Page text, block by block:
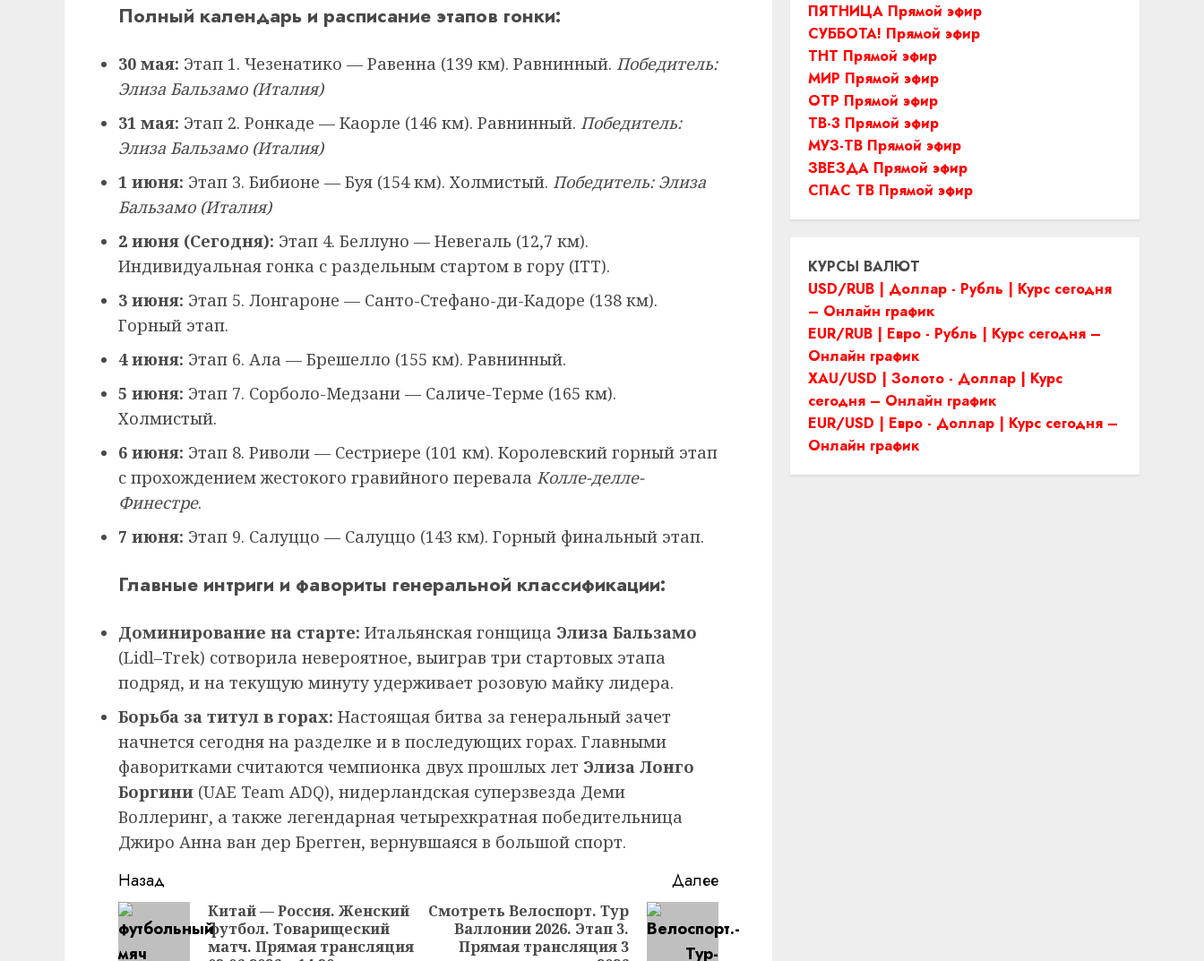
Полный календарь и расписание этапов гонки:
30 мая: Этап 1. Чезенатико — Равенна (139 км). Равнинный. Победитель:
Элиза Бальзамо (Италия)
31 мая: Этап 2. Ронкаде — Каорле (146 км). Равнинный. Победитель:
Элиза Бальзамо (Италия)
1 июня: Этап 3. Бибионе — Буя (154 км). Холмистый. Победитель: Элиза
Бальзамо (Италия)
2 июня (Сегодня): Этап 4. Беллуно — Невегаль (12,7 км).
Индивидуальная гонка с раздельным стартом в гору (ITT).
3 июня: Этап 5. Лонгароне — Санто-Стефано-ди-Кадоре (138 км).
Горный этап.
4 июня: Этап 6. Ала — Брешелло (155 км). Равнинный.
5 июня: Этап 7. Сорболо-Медзани — Саличе-Терме (165 км).
Холмистый.
6 июня: Этап 8. Риволи — Сестриере (101 км). Королевский горный этап
с прохождением жестокого гравийного перевала Колле-делле-
Финестре.
7 июня: Этап 9. Салуццо — Салуццо (143 км). Горный финальный этап.
Главные интриги и фавориты генеральной классификации:
Доминирование на старте: Итальянская гонщица Элиза Бальзамо
(Lidl–Trek) сотворила невероятное, выиграв три стартовых этапа
подряд, и на текущую минуту удерживает розовую майку лидера.
Борьба за титул в горах: Настоящая битва за генеральный зачет
начнется сегодня на разделке и в последующих горах. Главными
фаворитками считаются чемпионка двух прошлых лет Элиза Лонго
Боргини (UAE Team ADQ), нидерландская суперзвезда Деми
Воллеринг, а также легендарная четырехкратная победительница
Джиро Анна ван дер Брегген, вернувшаяся в большой спорт.
Продолжить
чтение
Назад
Предыдущая
Китай — Россия. Женский
футбол. Товарищеский
матч. Прямая трансляция
Далее
Следующая
Смотреть Велоспорт. Тур
Валлонии 2026. Этап 3.
Прямая трансляция 3
ПЯТНИЦА Прямой эфир
СУББОТА! Прямой эфир
ТНТ Прямой эфир
МИР Прямой эфир
ОТР Прямой эфир
ТВ-3 Прямой эфир
МУЗ-ТВ Прямой эфир
ЗВЕЗДА Прямой эфир
СПАС ТВ Прямой эфир
КУРСЫ ВАЛЮТ
USD/RUB | Доллар - Рубль | Курс сегодня
– Онлайн график
EUR/RUB | Евро - Рубль | Курс сегодня –
Онлайн график
XAU/USD | Золото - Доллар | Курс
сегодня – Онлайн график
EUR/USD | Евро - Доллар | Курс сегодня –
Онлайн график